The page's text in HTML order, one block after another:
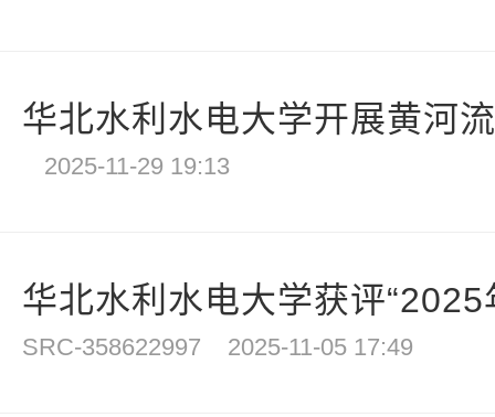
华北水利水电大学开展黄河
2025-11-29 19:13
华北水利水电大学获评
SRC-358622997 2025-11-05 17:49